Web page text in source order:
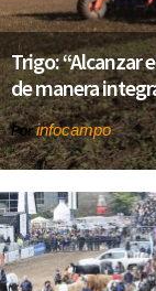
Trigo: “Alcanzar
de manera
Porinfocampo